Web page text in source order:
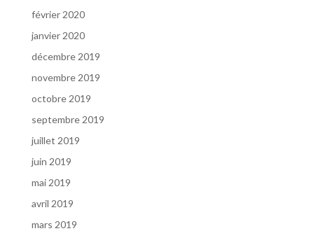
février 2020
janvier 2020
décembre 2019
novembre 2019
octobre 2019
septembre 2019
juillet 2019
juin 2019
mai 2019
avril 2019
mars 2019